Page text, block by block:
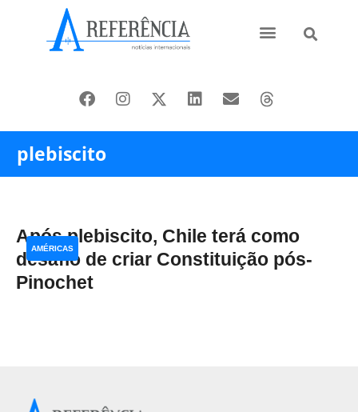
plebiscito
Após plebiscito, Chile terá como
desafio de criar Constituição pós-
Pinochet
AMÉRICAS